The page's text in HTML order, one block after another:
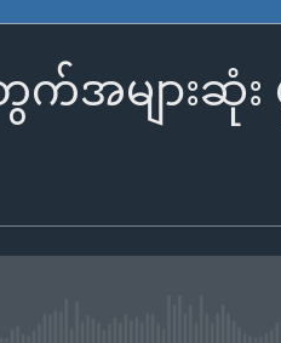
များဆုံး မူ